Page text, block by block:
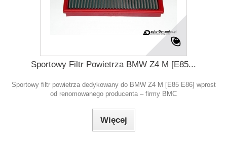
Sportowy Filtr Powietrza BMW Z4 M [E85...
Sportowy filtr powietrza dedykowany do BMW Z4 M [E85 E86] wprost
od renomowanego producenta – firmy BMC
Więcej